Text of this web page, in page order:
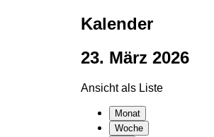
Kalender
23. März 2026
Ansicht als Liste
Monat
Woche